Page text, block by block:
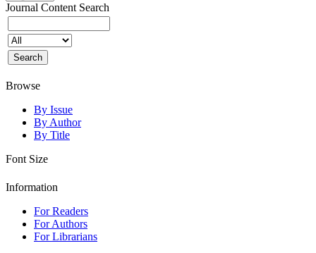
Journal Content Search
Browse
By Issue
By Author
By Title
Font Size
Information
For Readers
For Authors
For Librarians